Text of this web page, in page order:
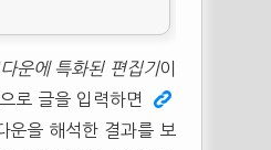
운에 특화된 편집기이
로 글을 입력하면
운을 해석한 결과를 보